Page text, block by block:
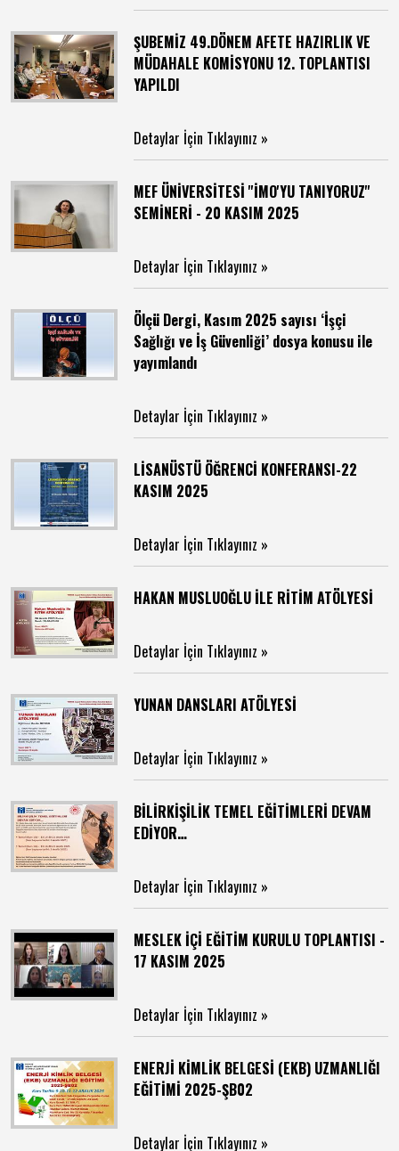
ŞUBEMİZ 49.DÖNEM AFETE HAZIRLIK VE
MÜDAHALE KOMİSYONU 12. TOPLANTISI
YAPILDI
Detaylar İçin Tıklayınız »
MEF ÜNİVERSİTESİ ''İMO'YU TANIYORUZ''
SEMİNERİ - 20 KASIM 2025
Detaylar İçin Tıklayınız »
Ölçü Dergi, Kasım 2025 sayısı ‘İşçi
Sağlığı ve İş Güvenliği’ dosya konusu ile
yayımlandı
Detaylar İçin Tıklayınız »
LİSANÜSTÜ ÖĞRENCİ KONFERANSI-22
KASIM 2025
Detaylar İçin Tıklayınız »
HAKAN MUSLUOĞLU İLE RİTİM ATÖLYESİ
Detaylar İçin Tıklayınız »
YUNAN DANSLARI ATÖLYESİ
Detaylar İçin Tıklayınız »
BİLİRKİŞİLİK TEMEL EĞİTİMLERİ DEVAM
EDİYOR…
Detaylar İçin Tıklayınız »
MESLEK İÇİ EĞİTİM KURULU TOPLANTISI -
17 KASIM 2025
Detaylar İçin Tıklayınız »
ENERJİ KİMLİK BELGESİ (EKB) UZMANLIĞI
EĞİTİMİ 2025-ŞB02
Detaylar İçin Tıklayınız »